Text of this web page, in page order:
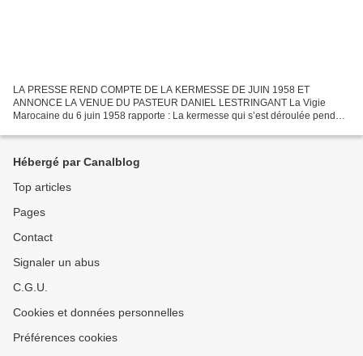
LA PRESSE REND COMPTE DE LA KERMESSE DE JUIN 1958 ET
ANNONCE LA VENUE DU PASTEUR DANIEL LESTRINGANT La Vigie
Marocaine du 6 juin 1958 rapporte : La kermesse qui s’est déroulée pendant
Hébergé par Canalblog
Top articles
Pages
Contact
Signaler un abus
C.G.U.
Cookies et données personnelles
Préférences cookies